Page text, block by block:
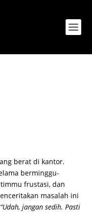
berat di kantor.
berminggu-
frustasi, dan
masalah ini
“Udah, jangan sedih. Pasti